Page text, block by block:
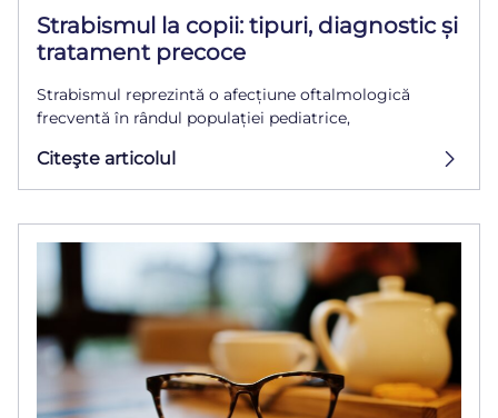
Strabismul la copii: tipuri, diagnostic și
tratament precoce
Strabismul reprezintă o afecțiune oftalmologică
frecventă în rândul populației pediatrice,
Citeşte articolul